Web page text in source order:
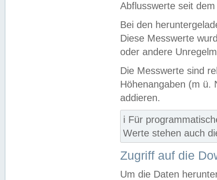
Abflusswerte seit
Bei den
Diese Messwerte
oder andere
Die Messwerte sind
Höhenangaben (m ü.
addieren.
ℹ️ Für
Werte stehen auch
Zugriff auf die
Um die Daten